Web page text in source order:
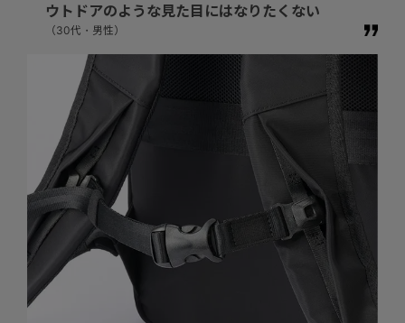
ウトドアのような見た目にはなりたくない
（30代・男性）